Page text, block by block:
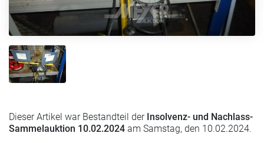
Dieser Artikel war Bestandteil der Insolvenz- und Nachlass-
Sammelauktion 10.02.2024 am Samstag, den 10.02.2024.